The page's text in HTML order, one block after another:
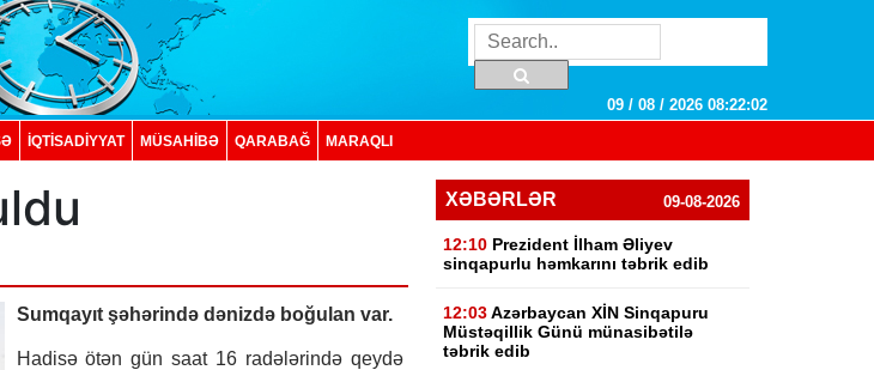
09 / 08 / 2026 08:22:03
İQTISADIYYAT MÜSAHİBƏ QARABAĞ MARAQLI
Sumqayıt şəhərində dənizdə boğulan var.
Hadisə ötən gün saat 16 radələrində qeydə
XƏBƏRLƏR 09-08-2026
12:10 Prezident İlham Əliyev
sinqapurlu həmkarını təbrik edib
12:03 Azərbaycan XİN Sinqapuru
Müstəqillik Günü münasibətilə
təbrik edib